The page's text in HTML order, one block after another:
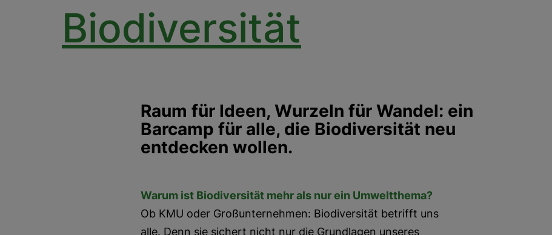
Biodiversität
Raum für Ideen, Wurzeln für Wandel: ein
Barcamp für alle, die Biodiversität neu
entdecken wollen.
Warum ist Biodiversität mehr als nur ein Umweltthema?
Ob KMU oder Großunternehmen: Biodiversität betrifft uns
alle. Denn sie sichert nicht nur die Grundlagen unseres